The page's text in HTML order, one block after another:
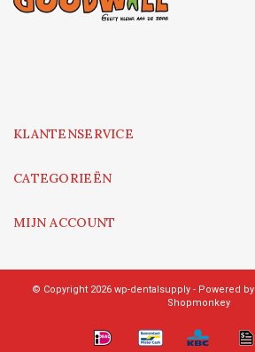
KLANTENSERVICE
CATEGORIEËN
MIJN ACCOUNT
© Copyright 2026 wp-dentalsupply - Powered by
Shopmonkey